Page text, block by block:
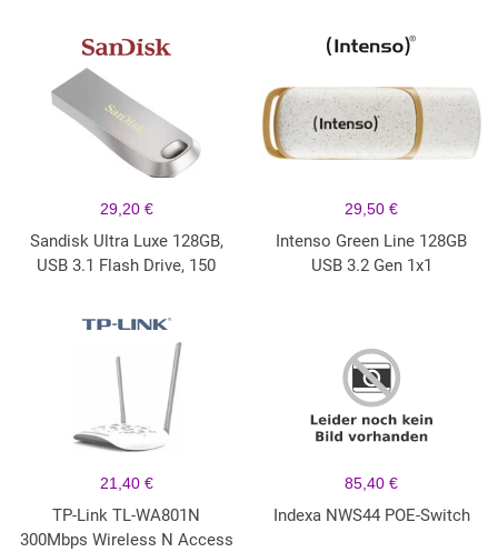
29,20 €
Sandisk Ultra Luxe 128GB,
USB 3.1 Flash Drive, 150
29,50 €
Intenso Green Line 128GB
USB 3.2 Gen 1x1
21,40 €
TP-Link TL-WA801N
300Mbps Wireless N Access
85,40 €
Indexa NWS44 POE-Switch